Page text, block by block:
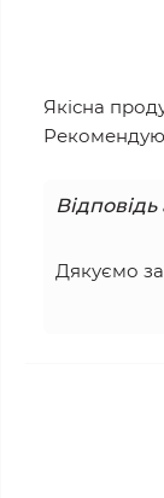
Якісна
Відповідь
Дякуємо за